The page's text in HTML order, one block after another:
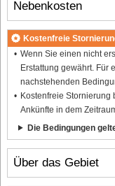
Über das Gebiet
Nebenkosten
Kostenfreie
Wenn Sie einen nicht
Erstattung gewährt. Für
nachstehenden
Kostenfreie Stornierung
Ankünfte in dem
Die Bedingungen